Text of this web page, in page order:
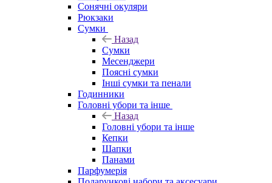
Сонячні окуляри
Рюкзаки
Сумки
Назад
Сумки
Месенджери
Поясні сумки
Інші сумки та пенали
Годинники
Головні убори та інше
Назад
Головні убори та інше
Кепки
Шапки
Панами
Парфумерія